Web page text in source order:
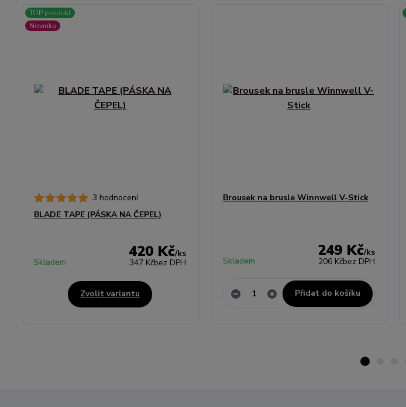
TOP produkt
Novinka
3 hodnocení
BLADE TAPE (PÁSKA NA ČEPEL)
420 Kč/ks
347 Kčbez DPH
Skladem
Zvolit variantu
Brousek na brusle Winnwell V-Stick
249 Kč/ks
206 Kčbez DPH
Skladem
Přidat do košíku